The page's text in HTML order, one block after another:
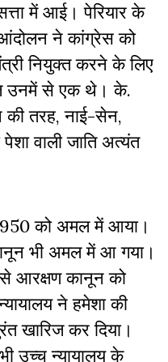
में आई। पेरियार के
आंदोलन ने कांग्रेस को
नियुक्त करने के लिए
उनमें से एक थे। के.
की तरह, नाई-सेन,
वाली जाति अत्यंत
को अमल में आया।
भी अमल में आ गया।
से आरक्षण कानून को
ने हमेशा की
खारिज कर दिया।
उच्च न्यायालय के